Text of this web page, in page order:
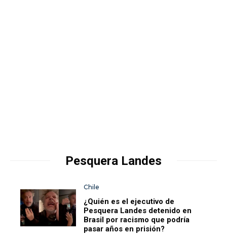
Pesquera Landes
Chile
¿Quién es el ejecutivo de
Pesquera Landes detenido en
Brasil por racismo que podría
pasar años en prisión?